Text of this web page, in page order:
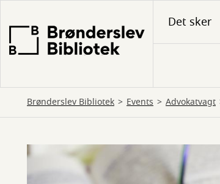
hovedindhold
Det sker
Brønderslev Bibliotek Events Advokatvagt